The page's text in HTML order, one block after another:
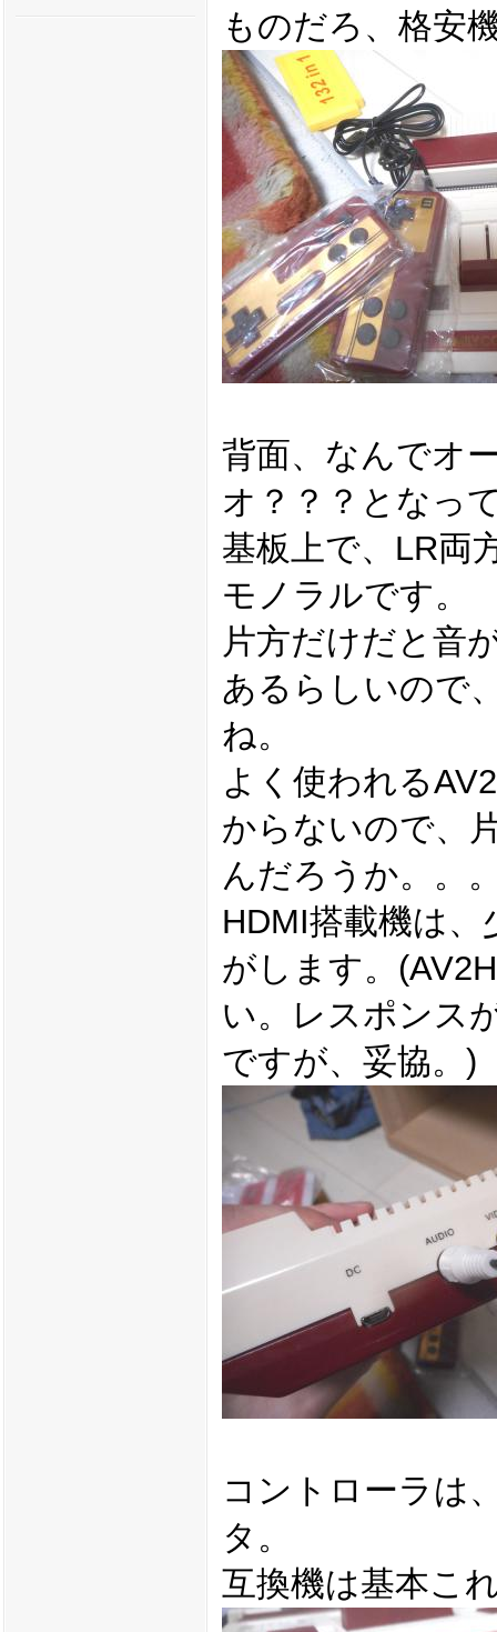
ものだろ、格安
背面、なんでオ
オ？？？となっ
基板上で、LR両
モノラルです。
片方だけだと音
あるらしいので
ね。
よく使われる
からないので、
んだろうか。。
HDMI搭載機は
がします。
い。レスポンス
ですが、妥協。)
コントローラは
タ。
互換機は基本こ